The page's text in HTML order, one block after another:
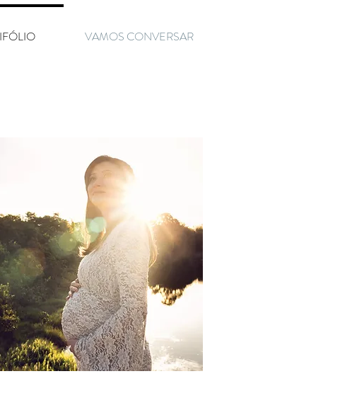
VAMOS CONVERSAR